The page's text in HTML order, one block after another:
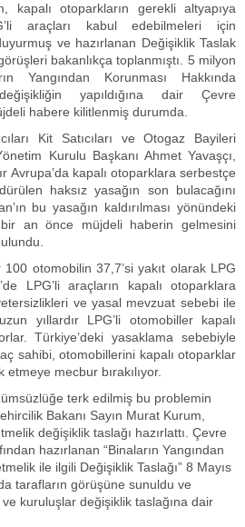
kapalı otoparkların gerekli altyapıya
araçları kabul edebilmeleri için
ve hazırlanan Değişiklik Taslak
bakanlıkça toplanmıştı. 5 milyon
Yangından Korunması Hakkında
yapıldığına dair Çevre
habere kilitlenmiş durumda.
Kit Satıcıları ve Otogaz Bayileri
Kurulu Başkanı Ahmet Yavaşçı,
Avrupa’da kapalı otoparklara serbestçe
haksız yasağın son bulacağını
bu yasağın kaldırılması yönündeki
bir an önce müjdeli haberin gelmesini
otomobilin 37,7’si yakıt olarak LPG
LPG’li araçların kapalı otoparklara
ve yasal mevzuat sebebi ile
yıllardır LPG’li otomobiller kapalı
Türkiye’deki yasaklama sebebiyle
sahibi, otomobillerini kapalı otoparklar
mecbur bırakılıyor.
terk edilmiş bu problemin
Bakanı Sayın Murat Kurum,
değişiklik taslağı hazırlattı. Çevre
hazırlanan “Binaların Yangından
ile ilgili Değişiklik Taslağı” 8 Mayıs
tarafların görüşüne sunuldu ve
kuruluşlar değişiklik taslağına dair